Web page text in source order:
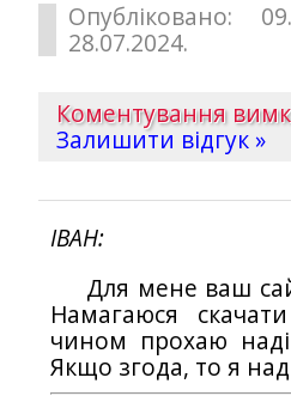
Опубліковано:
28.07.2024.
Коментування
Залишити відгук »
ІВАН
Для мене ваш
Намагаюся
чином прохаю
Якщо згода, то я